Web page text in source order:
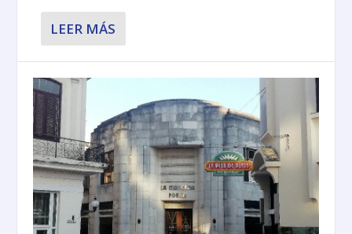
LEER MÁS